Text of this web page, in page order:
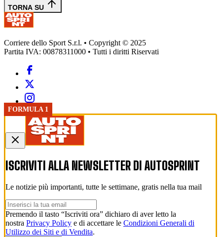
FORMULA 1
TORNA SU
Corriere dello Sport S.r.l. • Copyright © 2025
Partita IVA: 00878311000 • Tutti i diritti Riservati
ISCRIVITI ALLA NEWSLETTER DI AUTOSPRINT
Le notizie più importanti, tutte le settimane, gratis nella tua mail
Premendo il tasto “Iscriviti ora” dichiaro di aver letto la
nostra Privacy Policy e di accettare le Condizioni Generali di
Utilizzo dei Siti e di Vendita.